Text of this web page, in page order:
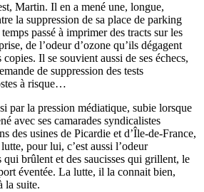
Martin. Il en a mené une, longue,
la suppression de sa place de parking
passé à imprimer des tracts sur les
de l’odeur d’ozone qu’ils dégagent
Il se souvient aussi de ses échecs,
de suppression des tests
à risque…
par la pression médiatique, subie lorsque
avec ses camarades syndicalistes
des usines de Picardie et d’Île-de-France,
pour lui, c’est aussi l’odeur
qui brûlent et des saucisses qui grillent, le
éventée. La lutte, il la connait bien,
la suite.